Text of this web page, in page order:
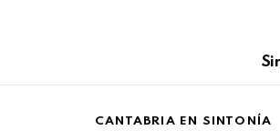
CANTABRIA EN SINTONÍA